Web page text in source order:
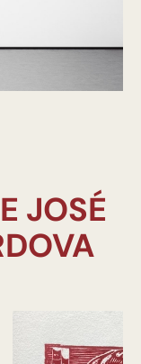
JOSÉ